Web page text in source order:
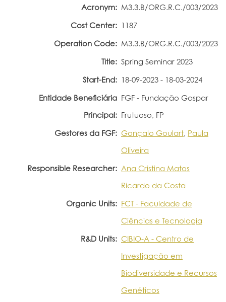
Acronym: M3.3.B/ORG.R.C./003/2023
Cost Center: 1187
Operation Code: M3.3.B/ORG.R.C./003/2023
Title: Spring Seminar 2023
Start-End: 18-09-2023 - 18-03-2024
Entidade Beneficiária
Principal:
FGF - Fundação Gaspar
Frutuoso, FP
Gestores da FGF: Gonçalo Goulart, Paula
Oliveira
Responsible Researcher: Ana Cristina Matos
Ricardo da Costa
Organic Units: FCT - Faculdade de
Ciências e Tecnologia
R&D Units: CIBIO-A - Centro de
Investigação em
Biodiversidade e Recursos
Genéticos